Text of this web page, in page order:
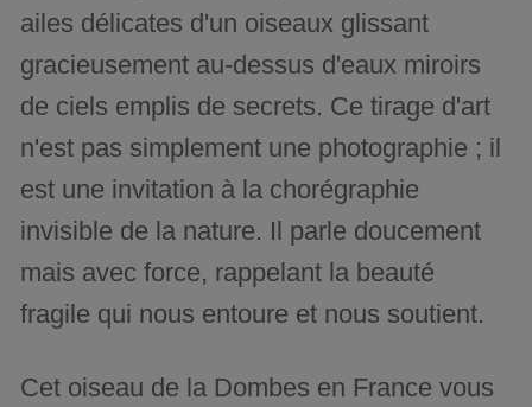
ailes délicates d'un oiseaux glissant
gracieusement au-dessus d'eaux miroirs
de ciels emplis de secrets. Ce tirage d'art
n'est pas simplement une photographie ; il
est une invitation à la chorégraphie
invisible de la nature. Il parle doucement
mais avec force, rappelant la beauté
fragile qui nous entoure et nous soutient.
Cet oiseau de la Dombes en France vous